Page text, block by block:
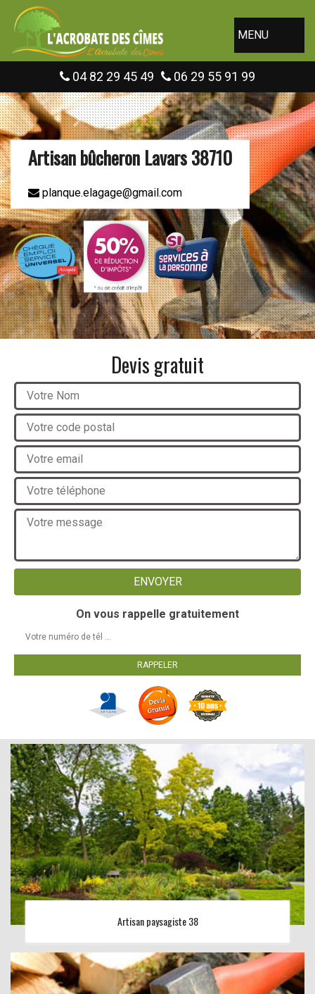
MENU
04 82 29 45 49 06 29 55 91 99
Artisan bûcheron Lavars 38710
planque.elagage@gmail.com
Devis gratuit
On vous rappelle gratuitement
Artisan paysagiste 38